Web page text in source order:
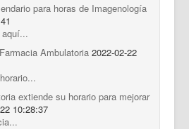
para horas de Imagenología
Ambulatoria 2022-02-22
extiende su horario para mejorar
10:28:37